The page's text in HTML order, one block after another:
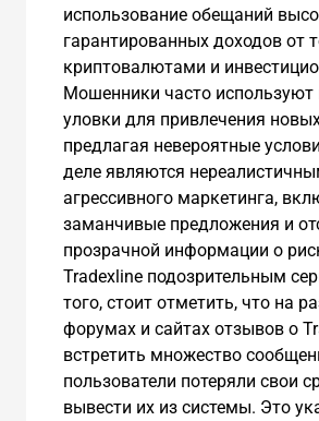
использование обещаний
гарантированных доходов от
криптовалютами и
Мошенники часто используют
уловки для привлечения
предлагая невероятные
деле являются
агрессивного маркетинга,
заманчивые предложения и
прозрачной информации о
Tradexline подозрительным
того, стоит отметить, что на
форумах и сайтах отзывов о
встретить множество
пользователи потеряли свои
вывести их из системы. Это